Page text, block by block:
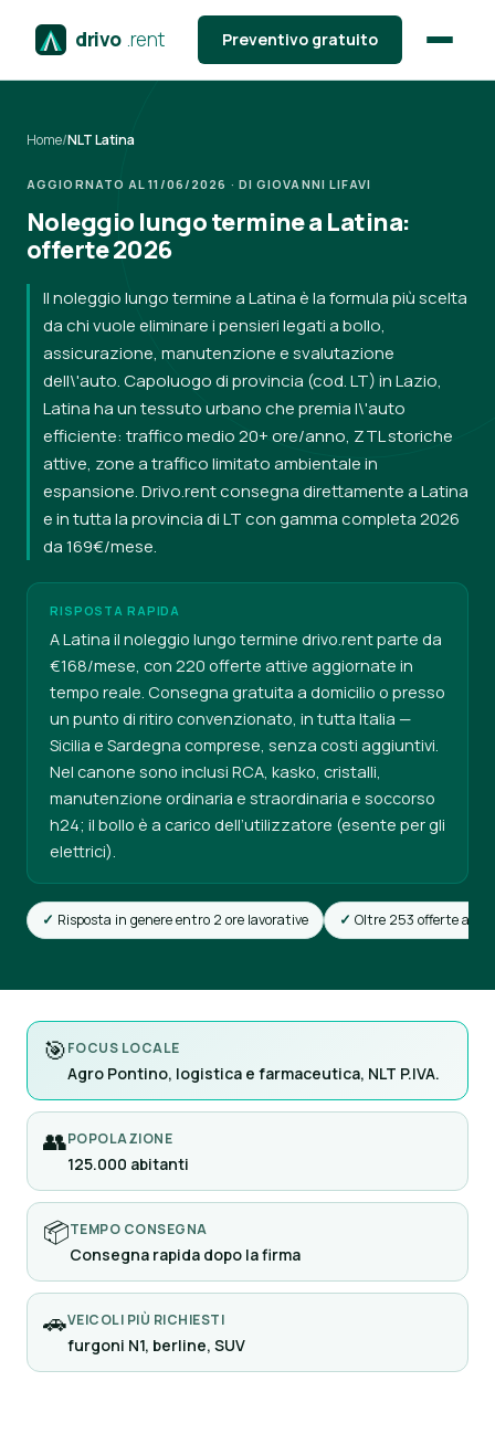
drivo .rent Preventivo gratuito
Home/NLT Latina
AGGIORNATO AL 11/06/2026 · DI GIOVANNI LIFAVI
Noleggio lungo termine a Latina:
offerte 2026
Il noleggio lungo termine a Latina è la formula più scelta
da chi vuole eliminare i pensieri legati a bollo,
assicurazione, manutenzione e svalutazione
dell\'auto. Capoluogo di provincia (cod. LT) in Lazio,
Latina ha un tessuto urbano che premia l\'auto
efficiente: traffico medio 20+ ore/anno, ZTL storiche
attive, zone a traffico limitato ambientale in
espansione. Drivo.rent consegna direttamente a Latina
e in tutta la provincia di LT con gamma completa 2026
da 169€/mese.
RISPOSTA RAPIDA
A Latina il noleggio lungo termine drivo.rent parte da
€168/mese, con 220 offerte attive aggiornate in
tempo reale. Consegna gratuita a domicilio o presso
un punto di ritiro convenzionato, in tutta Italia —
Sicilia e Sardegna comprese, senza costi aggiuntivi.
Nel canone sono inclusi RCA, kasko, cristalli,
manutenzione ordinaria e straordinaria e soccorso
h24; il bollo è a carico dell’utilizzatore (esente per gli
elettrici).
Risposta in genere entro 2 ore lavorative Oltre 253 offerte attive
🎯FOCUS LOCALE
Agro Pontino, logistica e farmaceutica, NLT P.IVA.
👥POPOLAZIONE
125.000 abitanti
📦TEMPO CONSEGNA
Consegna rapida dopo la firma
🚗VEICOLI PIÙ RICHIESTI
furgoni N1, berline, SUV